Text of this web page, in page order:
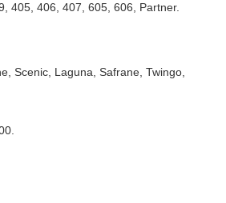
405, 406, 407, 605, 606, Partner.
Scenic, Laguna, Safrane, Twingo,